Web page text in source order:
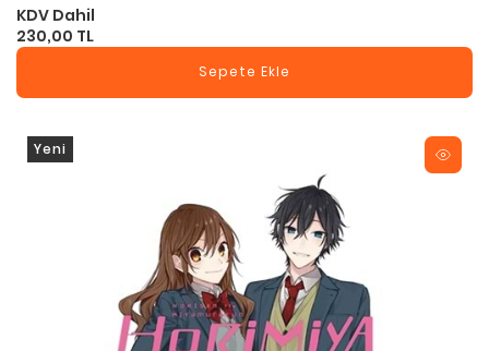
KDV Dahil
230,00 TL
Sepete Ekle
Yeni